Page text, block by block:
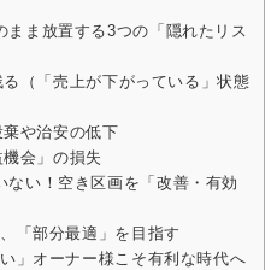
まま放置する3つの「隠れたリス
（「売上が下がっている」状態
や治安の低下
会」の損失
い！空き区画を「改善・有効
「部分最適」を目指す
」オーナー様こそ有利な時代へ